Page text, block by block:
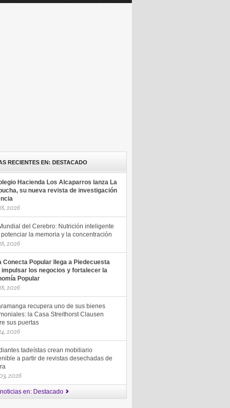
RECIENTES EN: DESTACADO
Hacienda Los Alcaparros lanza La
su nueva revista de investigación
2026
del Cerebro: Nutrición inteligente
la memoria y la concentración
2026
Conecta Popular llega a Piedecuesta
impulsar los negocios y fortalecer la
Popular
2026
recupera uno de sus bienes
la Casa Streithorst Clausen
sus puertas
2026
tadeístas crean mobiliario
a partir de revistas desechadas de
2026
en: Destacado